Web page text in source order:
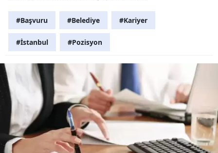
#Başvuru #Belediye #Kariyer
#İstanbul #Pozisyon